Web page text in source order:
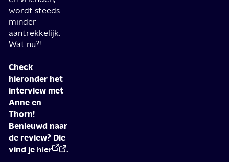
wordt steeds
minder
aantrekkelijk.
Wat nu?!
Check
hieronder het
interview met
Anne en
Thorn!
Benieuwd naar
de review? Die
vind je hier .